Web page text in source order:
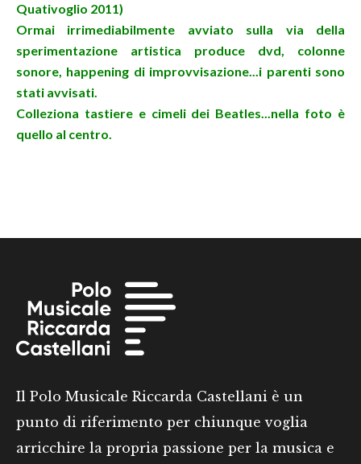
Quativoglio 2011)
Ormai irrimediabilmente avviato sulla via della
sperimentazione artistica produce dvd, colonne
sonore, happening di improvvisazione...i parenti sono
stati avvisati.
Colleziona tastiere e cimeli dei Beatles...nella foto è
quello al centro.
Il Polo Musicale Riccarda Castellani è un
punto di riferimento per chiunque voglia
arricchire la propria passione per la musica e